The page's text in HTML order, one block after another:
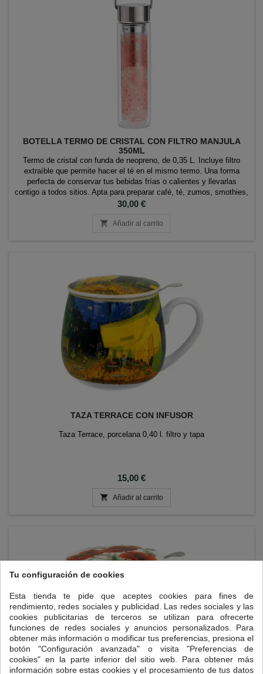
BOTELLA TERMO DE CRISTAL CON FILTRO MANJULA
350ML
Termo de cristal con funda de neopreno, de 0,35 L. Incluye filtro
extraíble que permite hacer el té en el mismo termo. Una forma
perfecta de conservar tus bebidas frías o calientes y llevarlas
contigo a todos sitios. Apta para preparar café, té, zumos, smothies,
batidos, té helado... Marca: Flowtea
Precio
30,00 €
 Añadir al carrito
TAZA TERRACE CON INFUSOR
Taza Terrace, porcelana 0,40 l. filtro y tapa
Precio
15,00 €
 Añadir al carrito
Tu configuración de cookies
Esta tienda te pide que aceptes cookies para fines de
rendimiento, redes sociales y publicidad. Las redes sociales y las
cookies publicitarias de terceros se utilizan para ofrecerte
funciones de redes sociales y anuncios personalizados. Para
obtener más información o modificar tus preferencias, presiona el
botón "Configuración avanzada" o visita "Preferencias de
cookies" en la parte inferior del sitio web. Para obtener más
información sobre estas cookies y el procesamiento de tus datos